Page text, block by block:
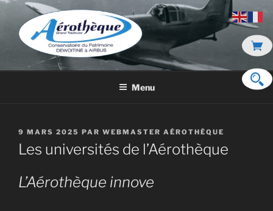
Aller
contenu
principal
DE DEWOITINE À AIRBUS
Menu
PUBLIÉ
LE
9 MARS 2025 PAR WEBMASTER AÉROTHÈQUE
Les universités de l’Aérothèque
L’Aérothèque innove